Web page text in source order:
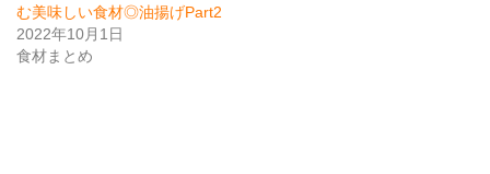
む美味しい食材◎油揚げPart2
2022年10月1日
食材まとめ